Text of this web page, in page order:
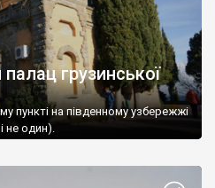
грузинської
пункті на південному узбережжі
не один).